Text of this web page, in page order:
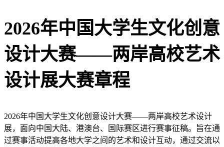
2026年中国大学生文化创意
设计大赛——两岸高校艺术
设计展大赛章程
2026年中国大学生文化创意设计大赛——两岸高校艺术设计
展，面向中国大陆、港澳台、国际赛区进行赛事征稿。旨在通
过赛事活动提高各地大学之间的艺术和设计互动，通过交流以